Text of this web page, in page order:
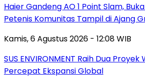
Haier Gandeng AO 1 Point Slam,
Petenis Komunitas Tampil di Ajang
Kamis, 6 Agustus 2026 - 12:08 WIB
SUS ENVIRONMENT Raih Dua
Percepat Ekspansi Global